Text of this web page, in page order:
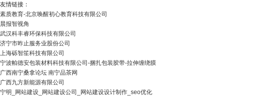
友情链接：
素质教育-北京唤醒初心教育科技有限公司
晨报智视角
武汉科丰睿环保科技有限公司
济宁市昨止服务业股份公司
上海砾智笙科技有限公司
宁波帕德安包装材料科技有限公司-捆扎包装胶带-拉伸缠绕膜
广西南宁桑拿论坛 南宁品茶网
广西九方新能源有限公司
宁明_网站建设_网站建设公司_网站建设设计制作_seo优化